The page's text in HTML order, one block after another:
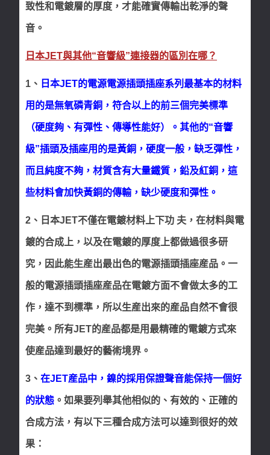
致性和電鍍層的厚度，才能確實傳輸出乾淨的聲
音。
日本JET與其他“音響級”連接器的區別在哪？
1、 日本JET的電源電源插頭插座系列最基本的材料
用的是無氧磷青銅，符合以上的前三個完美標準
（硬度夠、有彈性、傳導性能好）。其他的“音響
級”插頭及插座用的是黃銅，硬度一般，缺乏彈性，
而且純度不夠，材質含有大量鐵質，鉛及紅銅，這
些材料會加快黃銅的傳輸，缺少硬度和彈性。
2、日本JET不僅在電鍍材料上下功 夫，在材料與電
鍍的合成上，以及在電鍍的厚度上都做過很多研
究，因此能生産出最出色的電源插頭插座産品。一
般的電源插頭插座産品在電鍍方面不會做太多的工
作，達不到標準，所以生産出來的産品自然不會很
完美。所有JET的産品都是用最精確的電鍍方式來
使産品達到最好的藝術境界。
3、 在JET産品中，鎳的採用保證聲音能保持一個好
的狀態 。如果要列舉其他相似的、有效的、正確的
合成方法，有以下三種合成方法可以達到很好的效
果：